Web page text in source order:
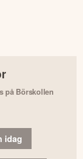
på Börskollen
idag